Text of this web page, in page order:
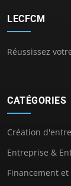
LECFCM
Réussissez
CATÉGORIES
Création
Entreprise &
Financement